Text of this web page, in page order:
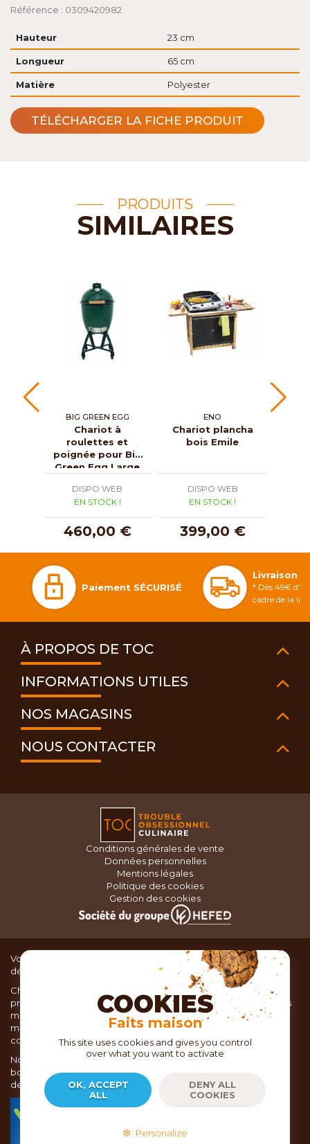
Référence : 0309420982
Hauteur 23 cm
Longueur 65 cm
Matière Polyester
TÉLÉCHARGER LA FICHE PRODUIT
PRODUITS
SIMILAIRES
BIG GREEN EGG
Chariot à
roulettes et
poignée pour Big
Green Egg Large
DISPO WEB
EN STOCK !
460,00 €
ENO
Chariot plancha
bois Emile
DISPO WEB
EN STOCK !
399,00 €
Paiement SÉCURISÉ
Livraison
* Dès 49€
cadre de la
À PROPOS DE TOC
INFORMATIONS UTILES
NOS MAGASINS
NOUS CONTACTER
Conditions générales de vente
Données personnelles
Mentions légales
Politique des cookies
Gestion des cookies
Vous recherchez du matériel de cuisine pour concocter de
délicieux plats ou des pâtisseries dignes d’un grand chef ?
Chez TOC, boutique d’ustensiles de cuisine, nous vous
proposons une large sélection de produits issus des meilleures
marques de matériel de cuisine: Ustensiles de pâtisserie,
matériel de cuisson, service de table, ustensiles de cuisine,
coutellerie, set picnic.
Nous vous réservons un accueil chaleureux au sein de nos 21
boutiques, mais vous trouverez également tout votre matériel
de cuisine en ligne sur notre site internet toc.fr
commerce et de la vente à distance depuis 2018.
COOKIES
Faits maison
This site uses cookies and gives you control
over what you want to activate
OK, ACCEPT
ALL
DENY ALL
COOKIES
Personalize